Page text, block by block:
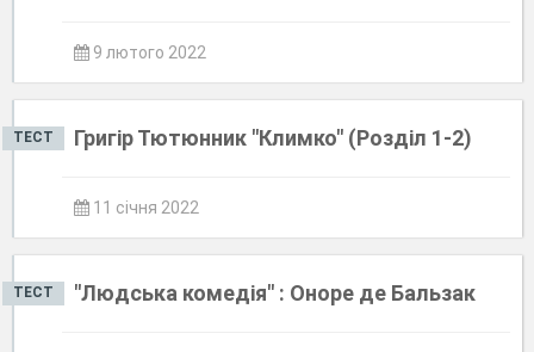
9 лютого 2022
ТЕСТ Григір Тютюнник "Климко" (Розділ 1-2)
11 січня 2022
ТЕСТ "Людська комедія" : Оноре де Бальзак